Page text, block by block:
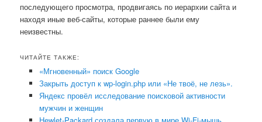
последующего просмотра, продвигаясь по иерархии сайта и
находя иные веб-сайты, которые раннее были ему
неизвестны.
ЧИТАЙТЕ ТАКЖЕ:
«Мгновенный» поиск Google
Закрыть доступ к wp-login.php или «Не твоё, не лезь».
Яндекс провёл исследование поисковой активности
мужчин и женщин